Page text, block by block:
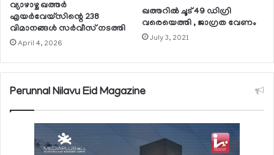
വ്യാഴാഴ്ച ഖത്തര്‍
എയര്‍വേയ്സിന്റെ 238
വിമാനങ്ങള്‍ സര്‍വീസ് നടത്തി
April 4, 2026
ഖത്തറില്‍ ചൂട് 49 ഡിഗ്രി
വരെയെത്തി , ജാഗ്രത വേണം
July 3, 2021
Perunnal Nilavu Eid Magazine